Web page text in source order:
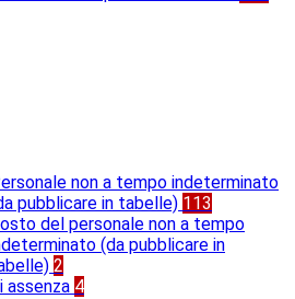
non a tempo indeterminato
pubblicare in tabelle) 113
del personale non a tempo
(da pubblicare in
2
assenza 4